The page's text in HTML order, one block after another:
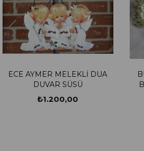
ECE AYMER MELEKLİ DUA
DUVAR SÜSÜ
₺1.200,00